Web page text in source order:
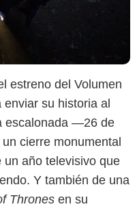
estreno del Volumen
su historia al
escalonada —26 de
cierre monumental
año televisivo que
Y también de una
Thrones en su